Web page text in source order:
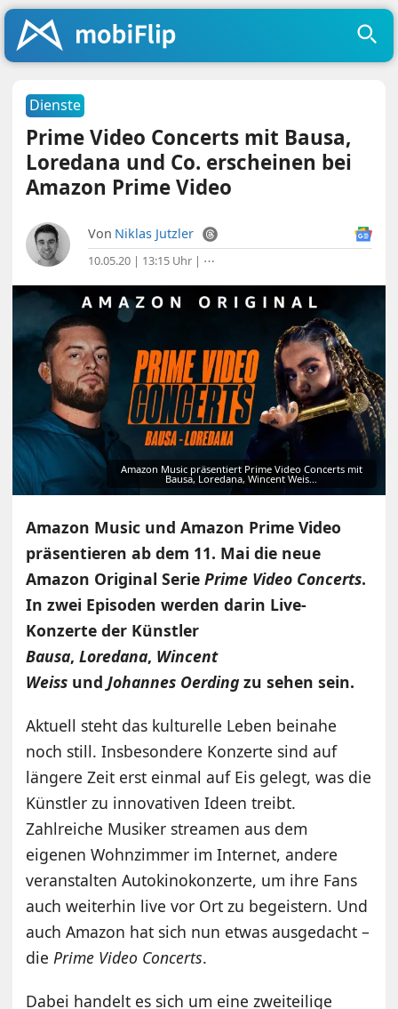
Dienste
Prime Video Concerts mit Bausa,
Loredana und Co. erscheinen bei
Amazon Prime Video
Von Niklas Jutzler
10.05.20 | 13:15 Uhr | ⋯
Amazon Music präsentiert Prime Video Concerts mit
Bausa, Loredana, Wincent Weis…
Amazon Music und Amazon Prime Video
präsentieren ab dem 11. Mai die neue
Amazon Original SeriePrime Video Concerts.
In zwei Episoden werden darin Live-
Konzerte der Künstler
Bausa,Loredana, Wincent
Weiss undJohannes Oerdingzu sehen sein.
Aktuell steht das kulturelle Leben beinahe
noch still. Insbesondere Konzerte sind auf
längere Zeit erst einmal auf Eis gelegt, was die
Künstler zu innovativen Ideen treibt.
Zahlreiche Musiker streamen aus dem
eigenen Wohnzimmer im Internet, andere
veranstalten Autokinokonzerte, um ihre Fans
auch weiterhin live vor Ort zu begeistern. Und
auch Amazon hat sich nun etwas ausgedacht –
diePrime Video Concerts.
Dabei handelt es sich um eine zweiteilige